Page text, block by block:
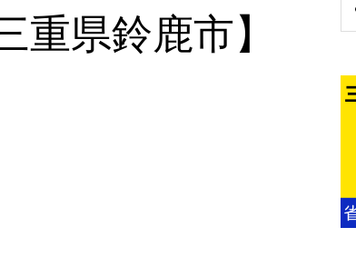
県鈴鹿市】